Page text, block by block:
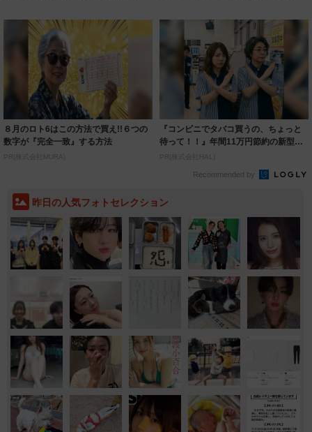
８月のロト6はこの方法で買え!!６つの
数字が『完全一致』する方法
PR(株式会社MURA)
『コンビニでタバコ買うの、ちょっと
待って！！』年間11万円節約の新型タ
バコ
PR(株式会社HAL)
Recommended by
昨日の人気フォトセレクション